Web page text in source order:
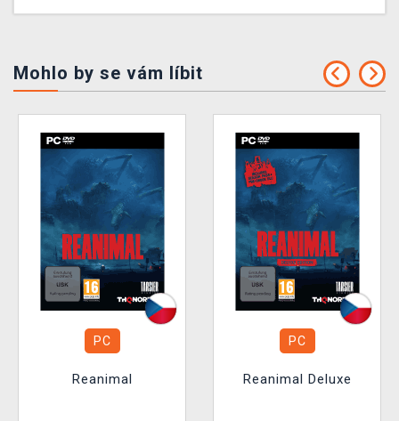
Mohlo by se vám líbit
PC
Reanimal
PC
Reanimal Deluxe